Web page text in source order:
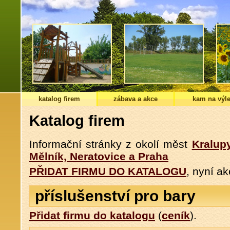
katalog firem zábava a akce kam na
Katalog firem
Informační stránky z okolí měst
Mělník, Neratovice a Praha
PŘIDAT FIRMU DO KATALOGU, nyní
příslušenství pro bary
Přidat firmu do katalogu (ceník).